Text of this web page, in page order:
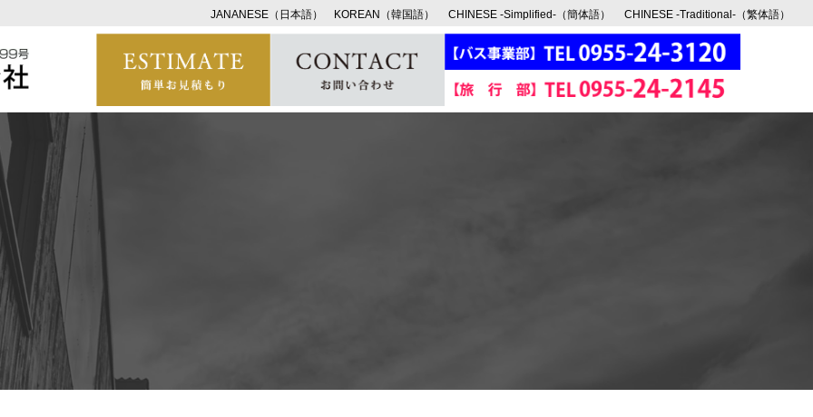
JANANESE（日本語） KOREAN（韓国語） CHINESE -Simplified-（簡体語） CHINESE -Traditional-（繁体語）